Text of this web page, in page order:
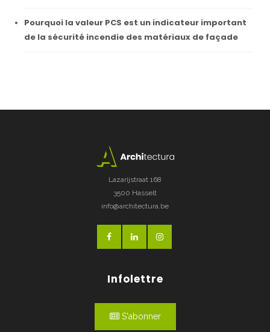
Pourquoi la valeur PCS est un indicateur important
de la sécurité incendie des matériaux de façade
Lazarijstraat 168
3500 Hasselt
info@architectura.be
Infolettre
S'abonner